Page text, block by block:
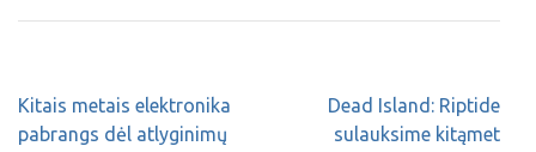
Kitais metais elektronika
pabrangs dėl atlyginimų
Dead Island: Riptide
sulauksime kitąmet